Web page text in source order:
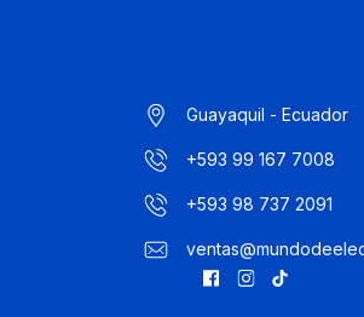
Guayaquil - Ecuador
+593 99 167 7008
+593 98 737 2091